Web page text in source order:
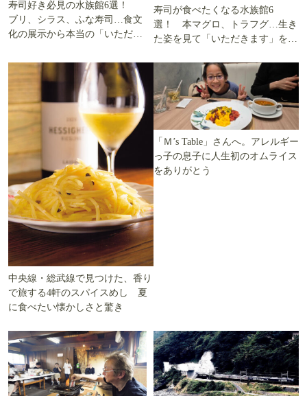
寿司好き必見の水族館6選！
ブリ、シラス、ふな寿司…食文
化の展示から本当の「いただき
寿司が食べたくなる水族館6
選！ 本マグロ、トラフグ…生き
た姿を見て「いただきます」を考
中央線・総武線で見つけた、香り
で旅する4軒のスパイスめし 夏
に食べたい懐かしさと驚き
「Ｍ’s Table」さんへ。アレルギー
っ子の息子に人生初のオムライス
をありがとう